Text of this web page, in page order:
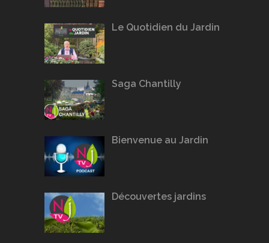
Le Quotidien du Jardin
Saga Chantilly
Bienvenue au Jardin
Découvertes jardins